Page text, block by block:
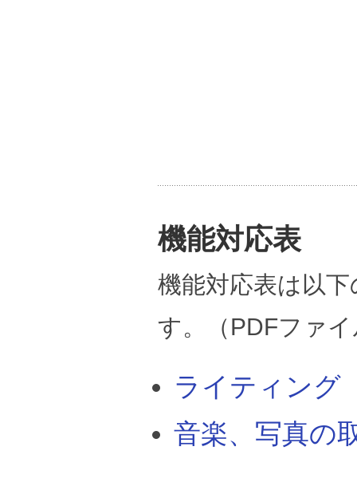
機能対応表
機能対応表は以
す。（PDFファ
ライティング
音楽、写真の